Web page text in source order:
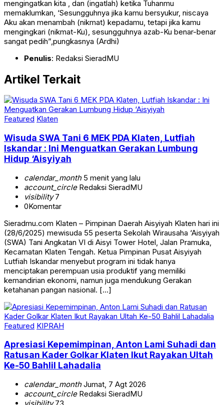
mengingatkan kita , dan (ingatlah) ketika Tuhanmu
memaklumkan, ‘Sesungguhnya jika kamu bersyukur, niscaya
Aku akan menambah (nikmat) kepadamu, tetapi jika kamu
mengingkari (nikmat-Ku), sesungguhnya azab-Ku benar-benar
sangat pedih”,pungkasnya (Ardhi)
Penulis: Redaksi SieradMU
Artikel Terkait
Featured Klaten
Wisuda SWA Tani 6 MEK PDA Klaten, Lutfiah
Iskandar : Ini Menguatkan Gerakan Lumbung
Hidup ‘Aisyiyah
calendar_month5 menit yang lalu
account_circleRedaksi SieradMU
visibility7
0Komentar
Sieradmu.com Klaten – Pimpinan Daerah Aisyiyah Klaten hari ini
(28/6/2025) mewisuda 55 peserta Sekolah Wirausaha ‘Aisyiyah
(SWA) Tani Angkatan VI di Aisyi Tower Hotel, Jalan Pramuka,
Kecamatan Klaten Tengah. Ketua Pimpinan Pusat Aisyiyah
Lutfiah Iskandar menyebut program ini tidak hanya
menciptakan perempuan usia produktif yang memiliki
kemandirian ekonomi, namun juga mendukung Gerakan
ketahanan pangan nasional. […]
Featured KIPRAH
Apresiasi Kepemimpinan, Anton Lami Suhadi dan
Ratusan Kader Golkar Klaten Ikut Rayakan Ultah
Ke-50 Bahlil Lahadalia
calendar_monthJumat, 7 Agt 2026
account_circleRedaksi SieradMU
visibility73